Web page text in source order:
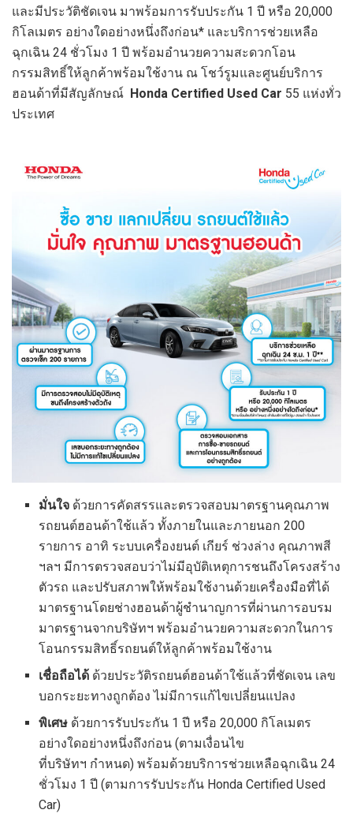
และมีประวัติชัดเจน มาพร้อมการรับประกัน 1 ปี หรือ 20,000
กิโลเมตร อย่างใดอย่างหนึ่งถึงก่อน* และบริการช่วยเหลือ
ฉุกเฉิน 24 ชั่วโมง 1 ปี พร้อมอำนวยความสะดวกโอน
กรรมสิทธิ์ให้ลูกค้าพร้อมใช้งาน ณ โชว์รูมและศูนย์บริการ
ฮอนด้าที่มีสัญลักษณ์ Honda Certified Used Car 55 แห่งทั่ว
ประเทศ
มั่นใจ ด้วยการคัดสรรและตรวจสอบมาตรฐานคุณภาพ
รถยนต์ฮอนด้าใช้แล้ว ทั้งภายในและภายนอก 200
รายการ อาทิ ระบบเครื่องยนต์ เกียร์ ช่วงล่าง คุณภาพสี
ฯลฯ มีการตรวจสอบว่าไม่มีอุบัติเหตุการชนถึงโครงสร้าง
ตัวรถ และปรับสภาพให้พร้อมใช้งานด้วยเครื่องมือที่ได้
มาตรฐานโดยช่างฮอนด้าผู้ชำนาญการที่ผ่านการอบรม
มาตรฐานจากบริษัทฯ พร้อมอำนวยความสะดวกในการ
โอนกรรมสิทธิ์รถยนต์ให้ลูกค้าพร้อมใช้งาน
เชื่อถือได้ ด้วยประวัติรถยนต์ฮอนด้าใช้แล้วที่ชัดเจน เลข
บอกระยะทางถูกต้อง ไม่มีการแก้ไขเปลี่ยนแปลง
พิเศษ ด้วยการรับประกัน 1 ปี หรือ 20,000 กิโลเมตร
อย่างใดอย่างหนึ่งถึงก่อน (ตามเงื่อนไข
ที่บริษัทฯ กำหนด) พร้อมด้วยบริการช่วยเหลือฉุกเฉิน 24
ชั่วโมง 1 ปี (ตามการรับประกัน Honda Certified Used
Car)